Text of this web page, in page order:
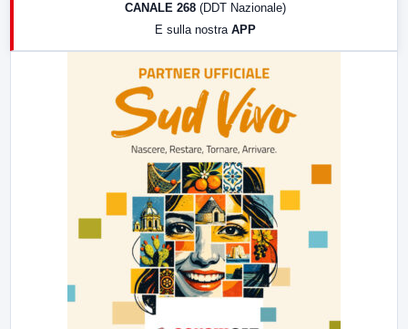
CANALE 268 (DDT Nazionale)
E sulla nostra APP